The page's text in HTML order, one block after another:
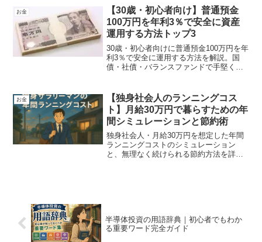
ードマップを紹介します。
お金
【30歳・初心者向け】普通預金
100万円を年利3％で安全に資産
運用する方法トップ3
30歳・初心者向けに普通預金100万円を年
利3％で安全に運用する方法を解説。国
債・社債・バランスファンドで手堅く資
お金
【独身社会人のランニングコス
ト】月給30万円で暮らすための年
間シミュレーションと節約術
独身社会人・月給30万円を想定した年間
ランニングコストのシミュレーション
と、無理なく続けられる節約方法を詳し
半導体投資の用語辞典｜初心者でもわか
る重要ワード完全ガイド